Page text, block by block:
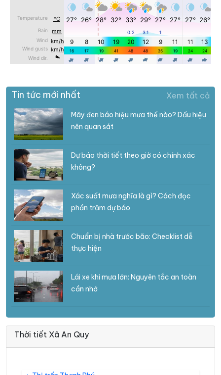
Tin tức mới nhất Xem tất cả
Mây đen báo hiệu mưa thế nào? Dấu hiệu
nên quan sát
Dự báo thời tiết theo giờ có chính xác
không?
Xác suất mưa nghĩa là gì? Cách đọc
phần trăm dự báo
Chuẩn bị nhà trước bão: Checklist dễ
thực hiện
Lái xe khi mưa lớn: Nguyên tắc an toàn
cần nhớ
Thời tiết Xã An Quy